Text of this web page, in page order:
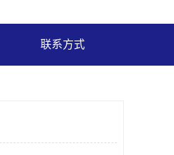
联系方式